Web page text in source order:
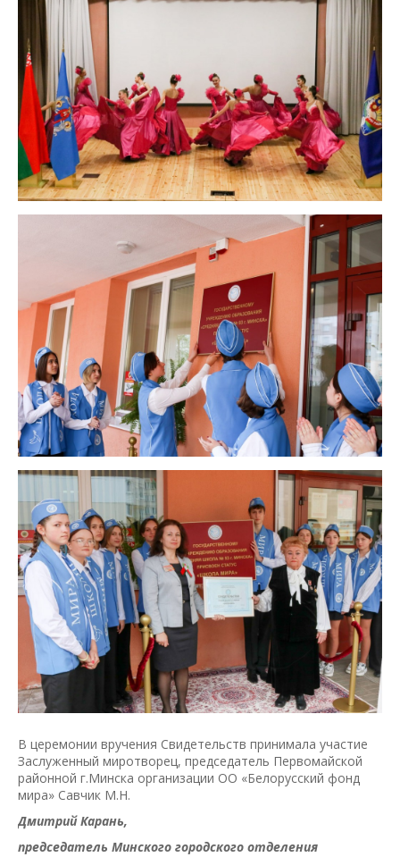
В церемонии вручения Свидетельств принимала участие
Заслуженный миротворец, председатель Первомайской
районной г.Минска организации ОО «Белорусский фонд
мира» Савчик М.Н.
Дмитрий Карань,
председатель Минского городского отделения